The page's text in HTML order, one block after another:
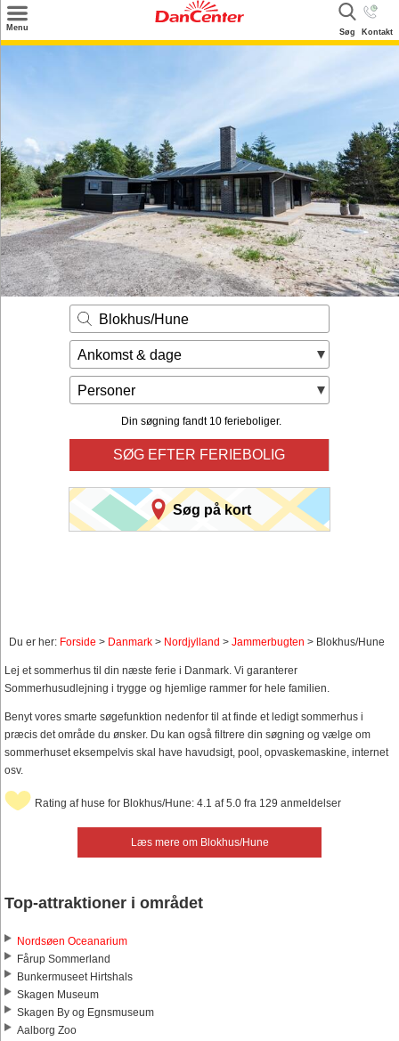
Menu Søg Kontakt
Inspiration
Info
Kontakt
Udlejning af sommerhus
Ejer
Blokhus/Hune
Ankomst & dage
Personer
Din søgning fandt 10 ferieboliger.
SØG EFTER FERIEBOLIG
Søg på kort
Du er her: Forside > Danmark > Nordjylland > Jammerbugten > Blokhus/Hune
Lej et sommerhus til din næste ferie i Danmark. Vi garanterer
Sommerhusudlejning i trygge og hjemlige rammer for hele familien.
Benyt vores smarte søgefunktion nedenfor til at finde et ledigt sommerhus i
præcis det område du ønsker. Du kan også filtrere din søgning og vælge om
sommerhuset eksempelvis skal have havudsigt, pool, opvaskemaskine, internet
osv.
Læs mere om Blokhus/Hune
Rating af huse for Blokhus/Hune: 4.1 af 5.0 fra 129 anmeldelser
Top-attraktioner i området
Nordsøen Oceanarium
Fårup Sommerland
Bunkermuseet Hirtshals
Skagen Museum
Skagen By og Egnsmuseum
Aalborg Zoo